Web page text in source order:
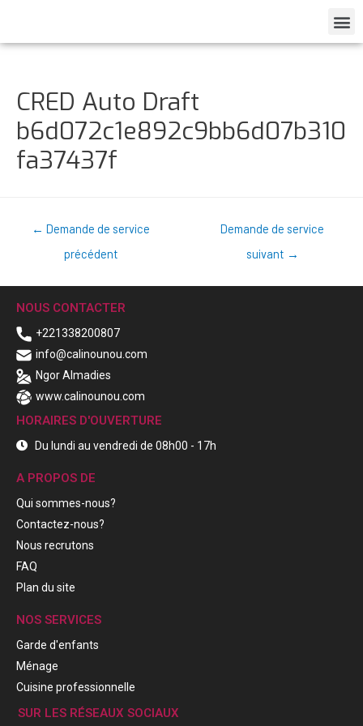
CRED Auto Draft
b6d072c1e892c9bb6d07b310
fa37437f
← Demande de service
précédent
Demande de service
suivant →
NOUS CONTACTER
+221338200807
info@calinounou.com
Ngor Almadies
www.calinounou.com
HORAIRES D'OUVERTURE
Du lundi au vendredi de 08h00 - 17h
A PROPOS DE
Qui sommes-nous?
Contactez-nous?
Nous recrutons
FAQ
Plan du site
NOS SERVICES
Garde d'enfants
Ménage
Cuisine professionnelle
SUR LES RÉSEAUX SOCIAUX